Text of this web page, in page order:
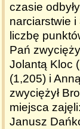
czasie
narciarstwie
liczbę
Pań
Jolantą Kloc
(1,205) i
zwyciężył
miejsca
Janusz